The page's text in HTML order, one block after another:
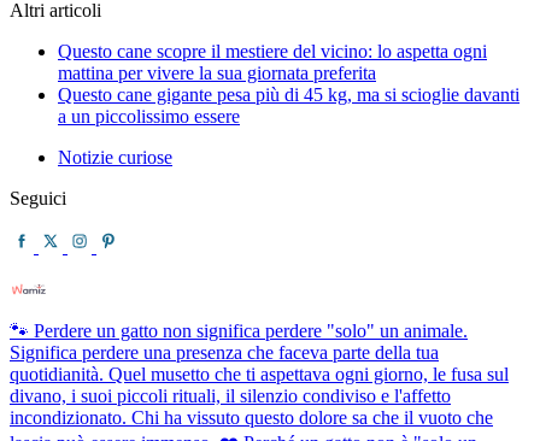
Altri articoli
Questo cane scopre il mestiere del vicino: lo aspetta ogni
mattina per vivere la sua giornata preferita
Questo cane gigante pesa più di 45 kg, ma si scioglie davanti
a un piccolissimo essere
Notizie curiose
Seguici
🐾 Perdere un gatto non significa perdere "solo" un animale.
Significa perdere una presenza che faceva parte della tua
quotidianità. Quel musetto che ti aspettava ogni giorno, le fusa sul
divano, i suoi piccoli rituali, il silenzio condiviso e l'affetto
incondizionato. Chi ha vissuto questo dolore sa che il vuoto che